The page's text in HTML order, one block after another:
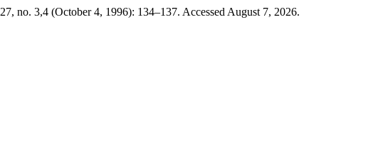
27, no. 3,4 (October 4, 1996): 134–137. Accessed August 7, 2026.